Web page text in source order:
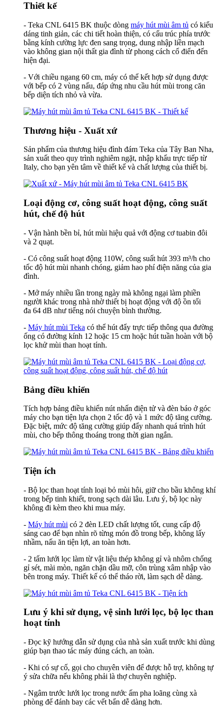
Thiết kế
- Teka CNL 6415 BK thuộc dòng máy hút mùi âm tủ có kiểu
dáng tinh giản, các chi tiết hoàn thiện, có cấu trúc phía trước
bằng kính cường lực đen sang trọng, dung nhập liền mạch
vào không gian nội thất gia đình từ phong cách cổ điển đến
hiện đại.
- Với chiều ngang 60 cm, máy có thể kết hợp sử dụng được
với bếp có 2 vùng nấu, đáp ứng nhu cầu hút mùi trong căn
bếp diện tích nhỏ và vừa.
Thương hiệu - Xuất xứ
Sản phẩm của thương hiệu đình đám Teka của Tây Ban Nha,
sản xuất theo quy trình nghiêm ngặt, nhập khẩu trực tiếp từ
Italy, cho bạn yên tâm về thiết kế và chất lượng của thiết bị.
Loại động cơ, công suất hoạt động, công suất
hút, chế độ hút
- Vận hành bền bỉ, hút mùi hiệu quả với động cơ tuabin đôi
và 2 quạt.
- Có công suất hoạt động 110W, công suất hút 393 m³/h cho
tốc độ hút mùi nhanh chóng, giảm hao phí điện năng của gia
đình.
- Mở máy nhiều lần trong ngày mà không ngại làm phiền
người khác trong nhà nhờ thiết bị hoạt động với độ ồn tối
đa 64 dB như tiếng nói chuyện bình thường.
- Máy hút mùi Teka có thể hút đẩy trực tiếp thông qua đường
ống có đường kính 12 hoặc 15 cm hoặc hút tuần hoàn với bộ
lọc khử mùi than hoạt tính.
Bảng điều khiển
Tích hợp bảng điều khiển nút nhấn điện tử và đèn báo ở góc
máy cho bạn tiện lựa chọn 2 tốc độ và 1 mức độ tăng cường.
Đặc biệt, mức độ tăng cường giúp đẩy nhanh quá trình hút
mùi, cho bếp thông thoáng trong thời gian ngắn.
Tiện ích
- Bộ lọc than hoạt tính loại bỏ mùi hôi, giữ cho bầu không khí
trong bếp tinh khiết, trong sạch dài lâu. Lưu ý, bộ lọc này
không đi kèm theo khi mua máy.
- Máy hút mùi có 2 đèn LED chất lượng tốt, cung cấp độ
sáng cao để bạn nhìn rõ từng món đồ trong bếp, không lấy
nhầm, nấu ăn tiện lợi, an toàn hơn.
- 2 tấm lưới lọc làm từ vật liệu thép không gỉ và nhôm chống
gỉ sét, mài mòn, ngăn chặn dầu mỡ, côn trùng xâm nhập vào
bên trong máy. Thiết kế có thể tháo rời, làm sạch dễ dàng.
Lưu ý khi sử dụng, vệ sinh lưới lọc, bộ lọc than
hoạt tính
- Đọc kỹ hướng dẫn sử dụng của nhà sản xuất trước khi dùng
giúp bạn thao tác máy đúng cách, an toàn.
- Khi có sự cố, gọi cho chuyên viên để được hỗ trợ, không tự
ý sửa chữa nếu không phải là thợ chuyên nghiệp.
- Ngâm trước lưới lọc trong nước ấm pha loãng cùng xà
phòng để đánh bay các vết bẩn dễ dàng hơn.